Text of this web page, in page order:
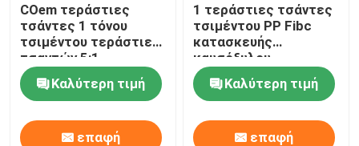
COem τεράστιες
τσάντες 1 τόνου
τσιμέντου τεράστιες
τσαντών 5:1
κονιάματος Virgin PP
σκονώνΚαλύτερη τιμή
επαφή
1 τεράστιες τσάντες
τσιμέντου PP Fibc
κατασκευής
καυσόξυλου
πλαστικών τσαντών
τόνουΚαλύτερη τιμή
επαφή